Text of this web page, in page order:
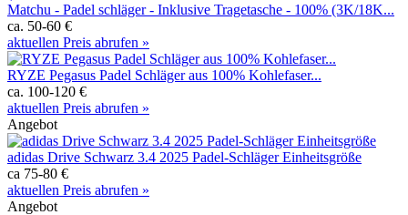
Matchu - Padel schläger - Inklusive Tragetasche - 100% (3K/18K...
ca. 50-60 €
aktuellen Preis abrufen »
RYZE Pegasus Padel Schläger aus 100% Kohlefaser...
ca. 100-120 €
aktuellen Preis abrufen »
Angebot
adidas Drive Schwarz 3.4 2025 Padel-Schläger Einheitsgröße
ca 75-80 €
aktuellen Preis abrufen »
Angebot